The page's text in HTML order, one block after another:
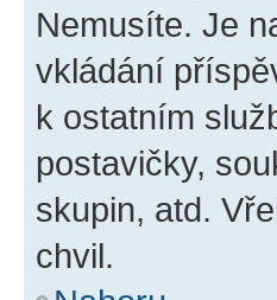
Nemusíte. Je
vkládání
k ostatním
postavičky,
skupin, atd.
chvil.